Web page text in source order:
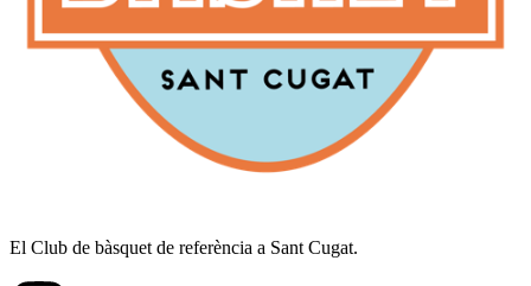
El Club de bàsquet de referència a Sant Cugat.